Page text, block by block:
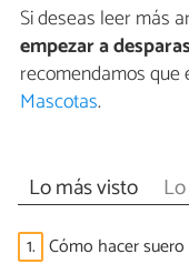
Si deseas leer más
empezar a
recomendamos
Mascotas.
Lo más visto
1. Cómo hacer